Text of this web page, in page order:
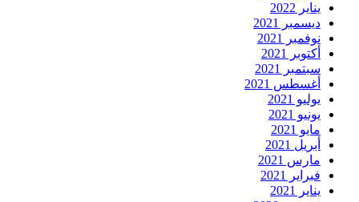
يناير 2022
ديسمبر 2021
نوفمبر 2021
أكتوبر 2021
سبتمبر 2021
أغسطس 2021
يوليو 2021
يونيو 2021
مايو 2021
أبريل 2021
مارس 2021
فبراير 2021
يناير 2021